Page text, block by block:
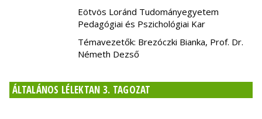
Eötvös Loránd Tudományegyetem
Pedagógiai és Pszichológiai Kar
Témavezetők: Brezóczki Bianka, Prof. Dr.
Németh Dezső
ÁLTALÁNOS LÉLEKTAN 3. TAGOZAT